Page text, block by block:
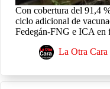
Con cobertura del 91,4
ciclo adicional de
Fedegán-FNG e ICA en
La Otra Cara